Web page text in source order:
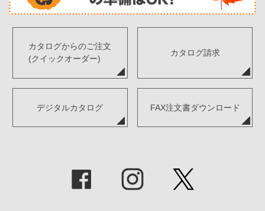
カタログからのご注文
(クイックオーダー)
カタログ請求
デジタルカタログ FAX注文書ダウンロード